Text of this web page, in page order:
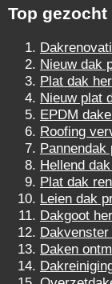
Top gezocht
Nieuw dak
Plat dak
Nieuw plat
EPDM
Roofing
Pannendak
Hellend
Plat dak
Leien dak
Dakgoot
Daken